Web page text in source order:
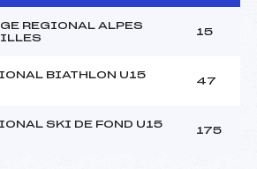
REGIONAL ALPES
15
BIATHLON U15
47
SKI DE FOND U15
175